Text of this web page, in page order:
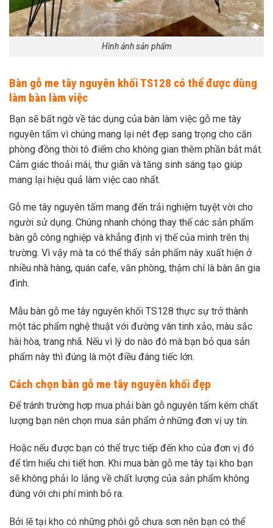
Hình ảnh sản phẩm
Bàn gỗ me tây nguyên khối TS128 có thể được dùng
làm bàn làm việc
Bạn sẽ bất ngờ về tác dụng của bàn làm việc gỗ me tây
nguyên tấm vì chúng mang lại nét đẹp sang trọng cho căn
phòng đồng thời tô điểm cho không gian thêm phần bắt mắt.
Cảm giác thoải mái, thư giãn và tăng sinh sáng tạo giúp
mang lại hiệu quả làm việc cao nhất.
Gỗ me tây nguyên tấm mang đến trải nghiệm tuyệt vời cho
người sử dụng. Chúng nhanh chóng thay thế các sản phẩm
bàn gỗ công nghiệp và khẳng định vị thế của mình trên thị
trường. Vì vậy mà ta có thể thấy sản phẩm này xuất hiện ở
nhiều nhà hàng, quán cafe, văn phòng, thậm chí là bàn ăn gia
đình.
Mẫu bàn gỗ me tây nguyên khối TS128 thực sự trở thành
một tác phẩm nghệ thuật với đường vân tinh xảo, màu sắc
hài hòa, trang nhã. Nếu vì lý do nào đó mà bạn bỏ qua sản
phẩm này thì đúng là một điều đáng tiếc lớn.
Cách chọn bàn gỗ me tây nguyên khối đẹp
Để tránh trường hợp mua phải bàn gỗ nguyên tấm kém chất
lượng bạn nên chọn mua sản phẩm ở những đơn vị uy tín.
Hoặc nếu được bạn có thể trực tiếp đến kho của đơn vị đó
để tìm hiểu chi tiết hơn. Khi mua bàn gỗ me tây tại kho bạn
sẽ không phải lo lắng về chất lượng của sản phẩm không
đúng với chi phí mình bỏ ra.
Bởi lẽ tại kho có những phôi gỗ chưa sơn nên bạn có thể